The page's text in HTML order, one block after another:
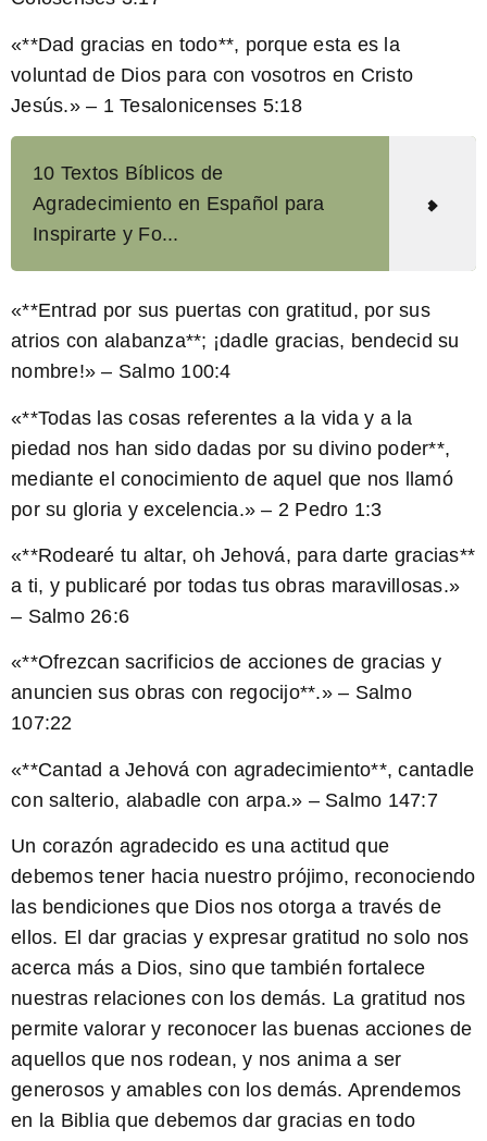
«**Dad gracias en todo**, porque esta es la
voluntad de Dios para con vosotros en Cristo
Jesús.» – 1 Tesalonicenses 5:18
10 Textos Bíblicos de
Agradecimiento en Español para
Inspirarte y Fo...
«**Entrad por sus puertas con gratitud, por sus
atrios con alabanza**; ¡dadle gracias, bendecid su
nombre!» – Salmo 100:4
«**Todas las cosas referentes a la vida y a la
piedad nos han sido dadas por su divino poder**,
mediante el conocimiento de aquel que nos llamó
por su gloria y excelencia.» – 2 Pedro 1:3
«**Rodearé tu altar, oh Jehová, para darte gracias**
a ti, y publicaré por todas tus obras maravillosas.»
– Salmo 26:6
«**Ofrezcan sacrificios de acciones de gracias y
anuncien sus obras con regocijo**.» – Salmo
107:22
«**Cantad a Jehová con agradecimiento**, cantadle
con salterio, alabadle con arpa.» – Salmo 147:7
Un corazón agradecido es una actitud que
debemos tener hacia nuestro prójimo, reconociendo
las bendiciones que Dios nos otorga a través de
ellos. El dar gracias y expresar gratitud no solo nos
acerca más a Dios, sino que también fortalece
nuestras relaciones con los demás. La gratitud nos
permite valorar y reconocer las buenas acciones de
aquellos que nos rodean, y nos anima a ser
generosos y amables con los demás. Aprendemos
en la Biblia que debemos dar gracias en todo